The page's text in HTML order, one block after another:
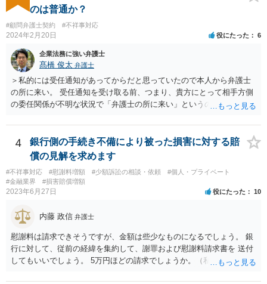
のは普通か？
#顧問弁護士契約 #不祥事対応
2024年2月20日 役にたった 6
企業法務に強い弁護士
髙橋 俊太 弁護士
＞私的には受任通知があってからだと思っていたので本人から弁護士
の所に来い。 受任通知を受け取る前、つまり、貴方にとって相手方側
の委任関係が不明な状況で「弁護士の所に来い」というのは、さすが
絡がきますよね？ 通常はそのような初動となります。
4
銀行側の手続き不備により被った損害に対する賠
償の見解を求めます
#不祥事対応 #慰謝料増額 #少額訴訟の相談・依頼
#個人・プライベート
#金融業界
#損害賠償増額
2023年6月27日 役にたった 10
内藤 政信 弁護士
慰謝料は請求できそうですが、金額は些少なものになるでしょう。 銀
行に対して、従前の経緯を集約して、謝罪および慰謝料請求書を 送付
してもいいでしょう。 5万円ほどの請求でしょうか。（私見）